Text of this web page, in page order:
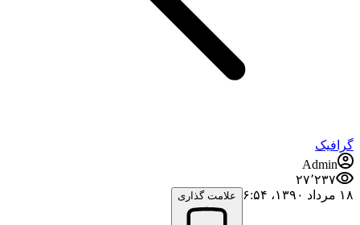
گرافیک
Admin
۲۷٬۲۳۷
۱۸ مرداد ۱۳۹۰،‏ ۶:۵۴
علامت گذاری